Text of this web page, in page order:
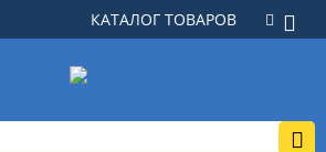
КАТАЛОГ ТОВАРОВ